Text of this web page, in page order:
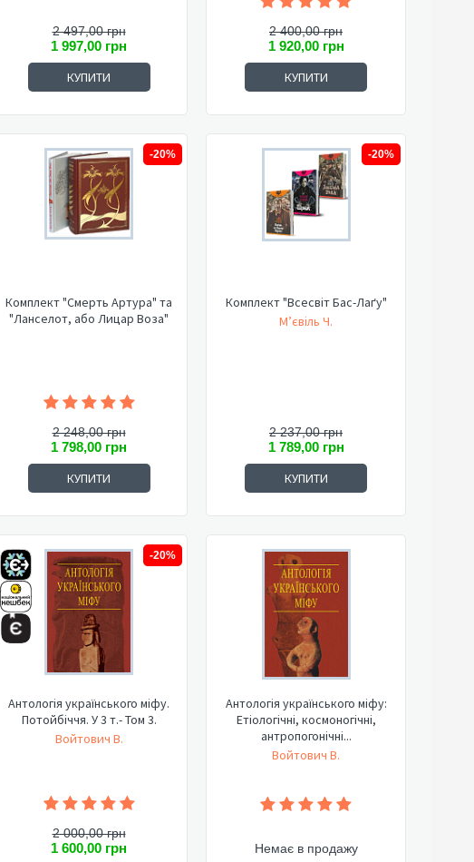
2 497,00 грн
1 997,00 грн
КУПИТИ
2 400,00 грн
1 920,00 грн
КУПИТИ
-20%
Комплект "Смерть Артура" та
"Ланселот, або Лицар Воза"
2 248,00 грн
1 798,00 грн
КУПИТИ
-20%
Комплект "Всесвіт Бас-Лаґу"
М’євіль Ч.
2 237,00 грн
1 789,00 грн
КУПИТИ
-20%
Антологія українського міфу.
Потойбіччя. У 3 т.- Том 3.
Войтович В.
2 000,00 грн
1 600,00 грн
Антологія українського міфу:
Етіологічні, космоногічні,
антропогонічні...
Войтович В.
Немає в продажу